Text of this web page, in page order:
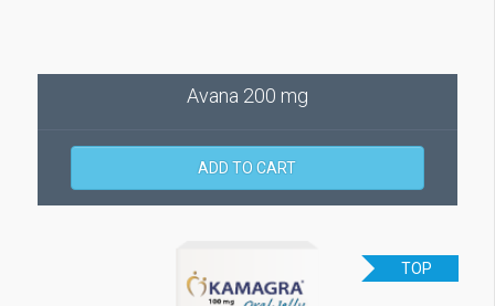
Avana 200 mg
ADD TO CART
TOP